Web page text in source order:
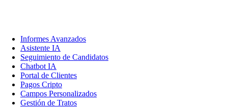
Informes Avanzados
Asistente IA
Seguimiento de Candidatos
Chatbot IA
Portal de Clientes
Pagos Cripto
Campos Personalizados
Gestión de Tratos